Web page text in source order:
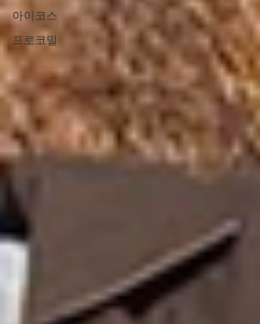
아이코스
프로코밀